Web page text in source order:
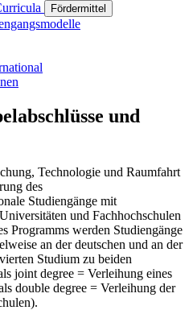
Fördermittel
und
Technologie und Raumfahrt
des
Studiengänge mit
und Fachhochschulen
Programms werden Studiengänge
an der deutschen und an der
Studium zu beiden
joint degree = Verleihung eines
double degree = Verleihung der